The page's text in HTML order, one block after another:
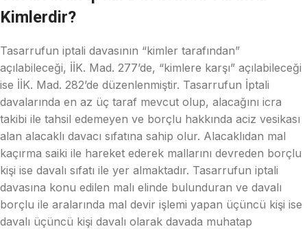
Kimlerdir?
Tasarrufun iptali davasının “kimler tarafından”
açılabileceği, İİK. Mad. 277’de, “kimlere karşı” açılabileceği
ise İİK. Mad. 282’de düzenlenmiştir. Tasarrufun İptali
davalarında en az üç taraf mevcut olup, alacağını icra
takibi ile tahsil edemeyen ve borçlu hakkında aciz vesikası
alan alacaklı davacı sıfatına sahip olur. Alacaklıdan mal
kaçırma saiki ile hareket ederek mallarını devreden borçlu
kişi ise davalı sıfatı ile yer almaktadır. Tasarrufun iptali
davasına konu edilen malı elinde bulunduran ve davalı
borçlu ile aralarında mal devir işlemi yapan üçüncü kişi ise
davalı üçüncü kişi davalı olarak davada muhatap